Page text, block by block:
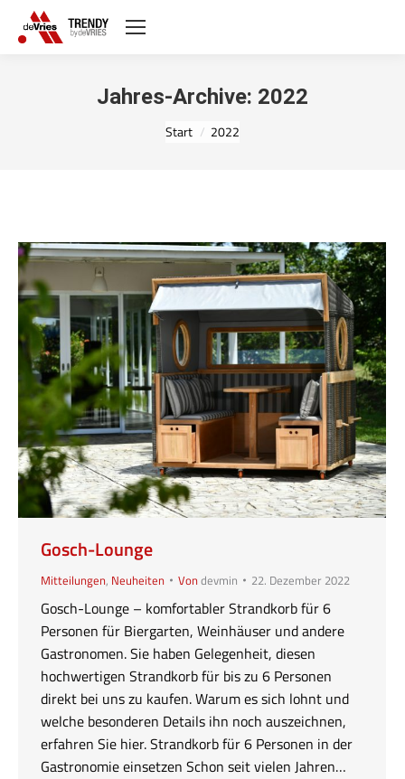
Jahres-Archive: 2022
Sie befinden sich hier:
Start 2022
Gosch-Lounge
Mitteilungen, Neuheiten Vondevmin 22. Dezember 2022
Gosch-Lounge – komfortabler Strandkorb für 6
Personen für Biergarten, Weinhäuser und andere
Gastronomen. Sie haben Gelegenheit, diesen
hochwertigen Strandkorb für bis zu 6 Personen
direkt bei uns zu kaufen. Warum es sich lohnt und
welche besonderen Details ihn noch auszeichnen,
erfahren Sie hier. Strandkorb für 6 Personen in der
Gastronomie einsetzen Schon seit vielen Jahren…